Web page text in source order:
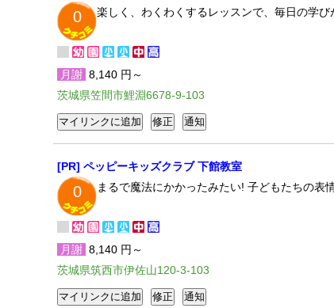
0 楽しく、わくわくするレッスンで、毎日の学
月謝 8,140 円～
茨城県笠間市鯉淵6678-9-103
[PR] ペッピーキッズクラブ 下館教室
0 まるで魔法にかかったみたい! 子どもたちの表
月謝 8,140 円～
茨城県筑西市伊佐山120-3-103